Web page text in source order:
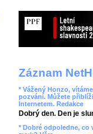
Záznam
* Vážený Honzo,
pozvání. Můžete
Internetem. Redakce
Dobrý den. Den je
* Dobré odpoledne, co